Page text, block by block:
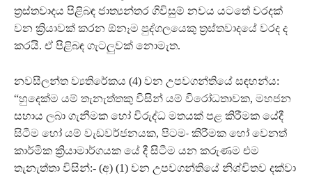
ත්‍රස්තවාදය පිළිබඳ ජාත්‍යන්තර ගිවිසුම් නවය යටතේ වරදක්
වන ක්‍රියාවක් කරන ඕනෑම පුද්ගලයෙකු ත්‍රස්තවාදයේ වරද ද
කරයි. ඒ පිළිබඳ ගැටලු‍වක් නොමැත.
නවසීලන්ත ව්‍යතිරේකය (4) වන උපවගන්තියේ සඳහන්ය:
“හුදෙක්ම යම් තැනැත්තකු විසින් යම් විරෝධතාවක, මහජන
සහාය ලබා ගැනීමක හෝ විරුද්ධ මතයක් පළ කිරීමක යේදී
සිටීම හෝ යම් වැඩවර්ජනයක, පිටමං කිරීමක හෝ වෙනත්
කාර්මික ක්‍රියාමාර්ගයක යේ දී සිටීම යන කරුණම එම
තැනැත්තා විසින්:- (අ) (1) වන උපවගන්තියේ නිශ්චිතව දක්වා